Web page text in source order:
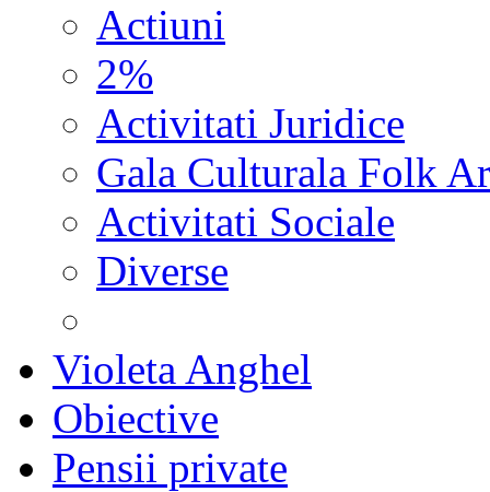
Actiuni
2%
Activitati Juridice
Gala Culturala Folk
Activitati Sociale
Diverse
Violeta Anghel
Obiective
Pensii private